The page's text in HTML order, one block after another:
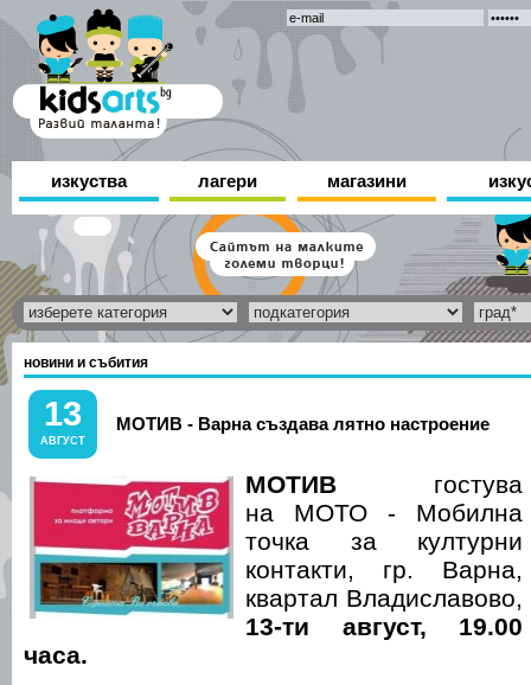
изкуства лагери магазини
новини и събития
13
АВГУСТ
МОТИВ - Варна създава лятно настроение
МОТИВ гостува
на МОТО - Мобилна
точка за културни
контакти, гр. Варна,
квартал Владиславово,
13-ти август, 19.00
часа.